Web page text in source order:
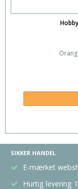
SIKKER HANDEL
E-mærket
Hurtig levering